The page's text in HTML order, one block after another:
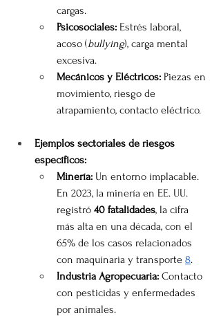
cargas.
Psicosociales: Estrés laboral,
acoso (bullying), carga mental
excesiva.
Mecánicos y Eléctricos: Piezas en
movimiento, riesgo de
atrapamiento, contacto eléctrico.
Ejemplos sectoriales de riesgos
específicos:
Minería: Un entorno implacable.
En 2023, la minería en EE. UU.
registró 40 fatalidades, la cifra
más alta en una década, con el
65% de los casos relacionados
con maquinaria y transporte 8.
Industria Agropecuaria: Contacto
con pesticidas y enfermedades
por animales.